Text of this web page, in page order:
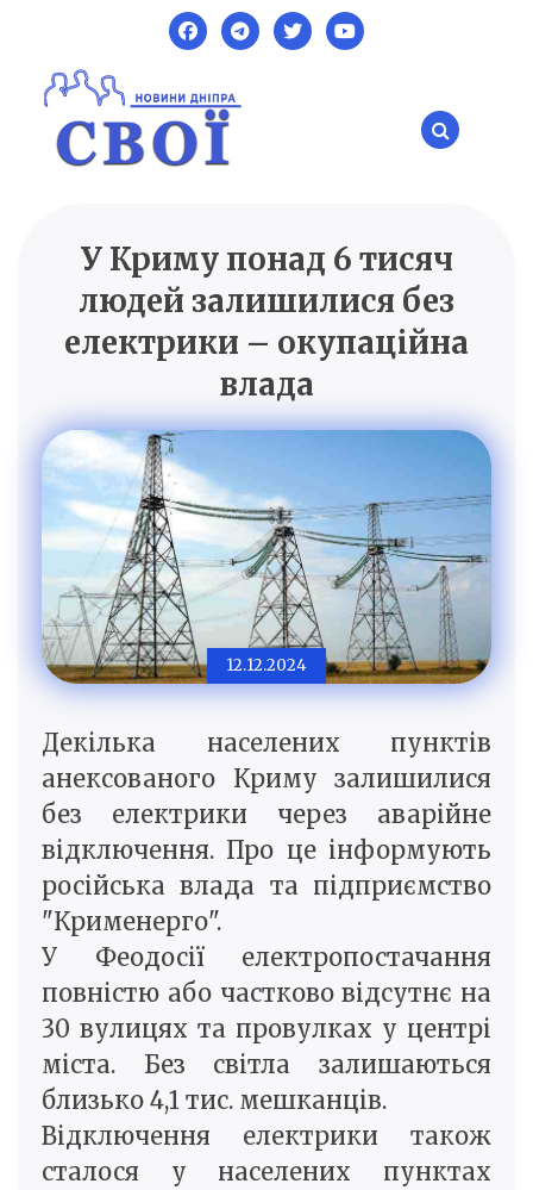
content
SVOI.DP.UA
Новини Дніпра
У ​​Криму понад 6 тисяч
людей залишилися без
електрики – окупаційна
влада
12.12.2024
Декілька населених пунктів
анексованого Криму залишилися
без електрики через аварійне
відключення. Про це інформують
російська влада та підприємство
"Крименерго".
У Феодосії електропостачання
повністю або частково відсутнє на
30 вулицях та провулках у центрі
міста. Без світла залишаються
близько 4,1 тис. мешканців.
Відключення електрики також
сталося у населених пунктах